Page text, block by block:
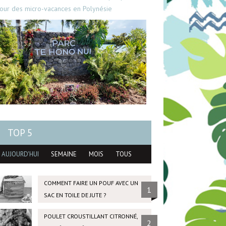
des micro-vacances en Polynésie
TOP 5
AUJOURD'HUI SEMAINE MOIS TOUS
COMMENT FAIRE UN POUF AVEC UN
SAC EN TOILE DE JUTE ?
1
POULET CROUSTILLANT CITRONNÉ,
2